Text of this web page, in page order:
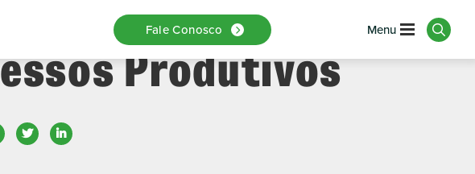
Fale Conosco Da
Produtivos
TwitterLinkedIn